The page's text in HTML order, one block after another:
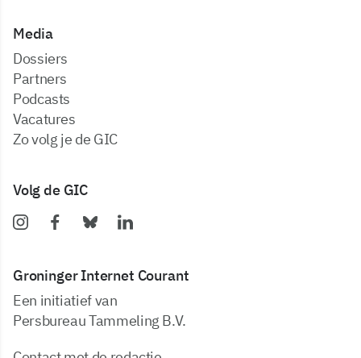
Media
dossiers
partners
podcasts
vacatures
zo volg je de GIC
Volg de GIC
Groninger Internet Courant
Een initiatief van
Persbureau Tammeling B.V.